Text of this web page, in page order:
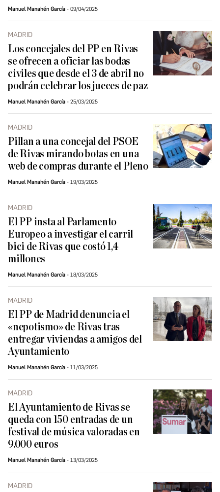
Manuel Manahén García 09/04/2025
MADRID
Los concejales del PP en Rivas
se ofrecen a oficiar las bodas
civiles que desde el 3 de abril no
podrán celebrar los jueces de paz
Manuel Manahén García 25/03/2025
MADRID
Pillan a una concejal del PSOE
de Rivas mirando botas en una
web de compras durante el Pleno
Manuel Manahén García 19/03/2025
MADRID
El PP insta al Parlamento
Europeo a investigar el carril
bici de Rivas que costó 1,4
millones
Manuel Manahén García 18/03/2025
MADRID
El PP de Madrid denuncia el
«nepotismo» de Rivas tras
entregar viviendas a amigos del
Ayuntamiento
Manuel Manahén García 11/03/2025
MADRID
El Ayuntamiento de Rivas se
queda con 150 entradas de un
festival de música valoradas en
9.000 euros
Manuel Manahén García 13/03/2025
MADRID